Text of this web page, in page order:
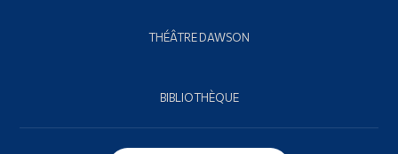
THÉÂTRE DAWSON
BIBLIOTHÈQUE